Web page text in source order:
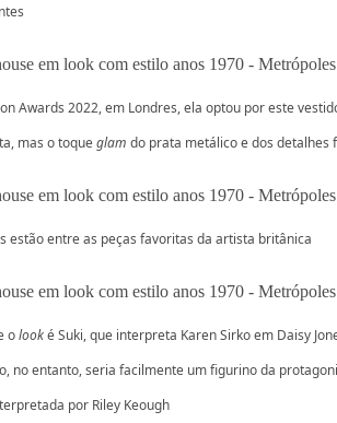
Awards 2022, em Londres, ela optou por este
mas o toqueglam do prata metálico e dos detalhes
estão entre as peças favoritas da artista britânica
olooké Suki, que interpreta Karen Sirko em Daisy
no entanto, seria facilmente um figurino da
por Riley Keough